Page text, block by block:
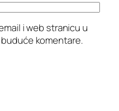
i web stranicu u
komentare.